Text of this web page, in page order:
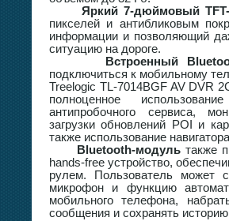
Яркий 7-дюймовый
пикселей и антибликовым
информации и позволяющий
ситуацию на дороге.
Встроенный
подключиться к мобильному
Treelogic TL-7014BGF AV DVR
полноценное
антипробочного сервиса,
загрузки обновлений POI и
также использование
Bluetooth-модуль также
hands-free устройство,
рулем. Пользователь может
микрофон и функцию
мобильного телефона,
сообщения и сохранять историю